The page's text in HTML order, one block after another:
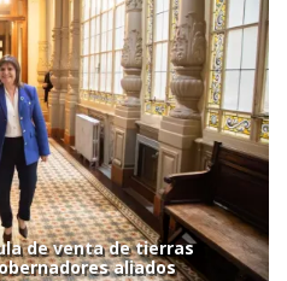
de venta de tierras
aliados